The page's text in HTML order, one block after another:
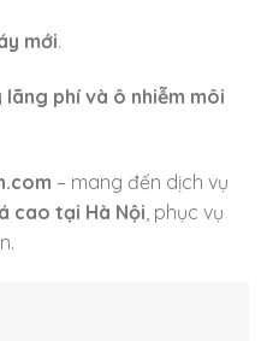
mới.
lãng phí và ô nhiễm môi
– mang đến dịch vụ
cao tại Hà Nội , phục vụ